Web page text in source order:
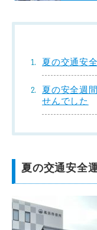
夏の交通安
夏の安全週
せんでした
夏の交通安全